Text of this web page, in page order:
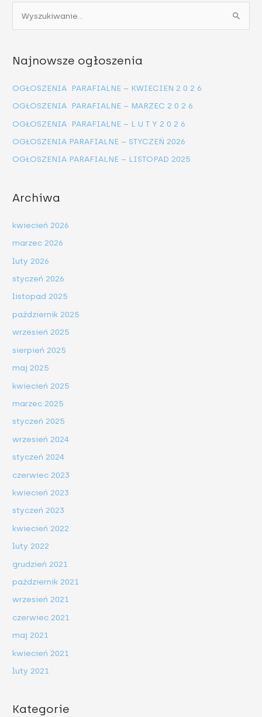
k
l
a
:
Najnowsze ogłoszenia
OGŁOSZENIA PARAFIALNE – KWIECIEN 2 0 2 6
OGŁOSZENIA PARAFIALNE – MARZEC 2 0 2 6
OGŁOSZENIA PARAFIALNE – L U T Y 2 0 2 6
OGŁOSZENIA PARAFIALNE – STYCZEŃ 2026
OGŁOSZENIA PARAFIALNE – LISTOPAD 2025
Archiwa
kwiecień 2026
marzec 2026
luty 2026
styczeń 2026
listopad 2025
październik 2025
wrzesień 2025
sierpień 2025
maj 2025
kwiecień 2025
marzec 2025
styczeń 2025
wrzesień 2024
styczeń 2024
czerwiec 2023
kwiecień 2023
styczeń 2023
kwiecień 2022
luty 2022
grudzień 2021
październik 2021
wrzesień 2021
czerwiec 2021
maj 2021
kwiecień 2021
luty 2021
Kategorie